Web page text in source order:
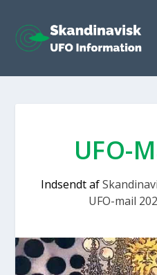
UFO-
Indsendt af
UFO-mail